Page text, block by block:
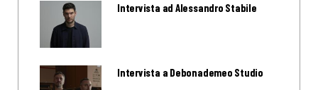
Intervista ad Alessandro Stabile
Intervista a Debonademeo Studio